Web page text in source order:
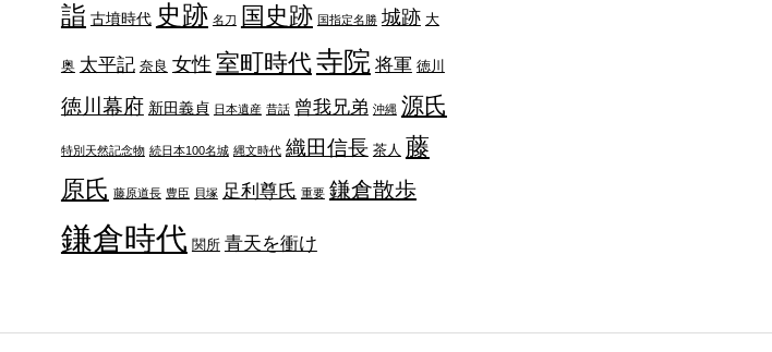
詣 古墳時代 史跡 名刀 国史跡 国指定名勝 城跡 大
奥 太平記 奈良 女性 室町時代寺院 将軍 徳川
徳川幕府 新田義貞 日本遺産 昔話 曾我兄弟 沖縄 源氏
特別天然記念物 続日本100名城 縄文時代 織田信長 茶人 藤
原氏 藤原道長 豊臣 貝塚 足利尊氏 重要 鎌倉散歩
鎌倉時代 関所 青天を衝け